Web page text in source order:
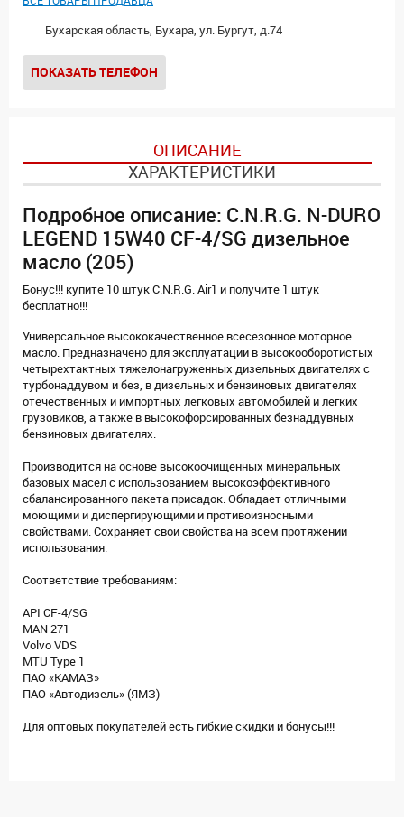
Бухарская область, Бухара, ул. Бургут, д.74
ПОКАЗАТЬ ТЕЛЕФОН
ОПИСАНИЕ
ХАРАКТЕРИСТИКИ
Подробное описание: C.N.R.G. N-DURO
LEGEND 15W40 CF-4/SG дизельное
масло (205)
Бонус!!! купите 10 штук C.N.R.G. Air1 и получите 1 штук
бесплатно!!!
Универсальное высококачественное всесезонное моторное
масло. Предназначено для эксплуатации в высокооборотистых
четырехтактных тяжелонагруженных дизельных двигателях с
турбонаддувом и без, в дизельных и бензиновых двигателях
отечественных и импортных легковых автомобилей и легких
грузовиков, а также в высокофорсированных безнаддувных
бензиновых двигателях.
Производится на основе высокоочищенных минеральных
базовых масел с использованием высокоэффективного
сбалансированного пакета присадок. Обладает отличными
моющими и диспергирующими и противоизносными
свойствами. Сохраняет свои свойства на всем протяжении
использования.
Соответствие требованиям:
API CF-4/SG
MAN 271
Volvo VDS
MTU Type 1
ПАО «КАМАЗ»
ПАО «Автодизель» (ЯМЗ)
Для оптовых покупателей есть гибкие скидки и бонусы!!!